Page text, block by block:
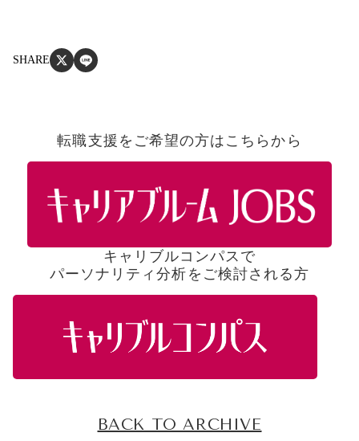
SHARE
転職支援をご希望の方はこちらから
キャリブルコンパスで
パーソナリティ分析をご検討される方
BACK TO ARCHIVE